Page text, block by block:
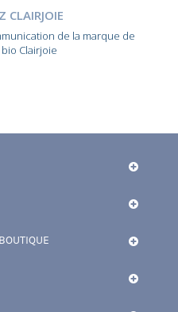
CLAIRJOIE
de la marque de
Clairjoie